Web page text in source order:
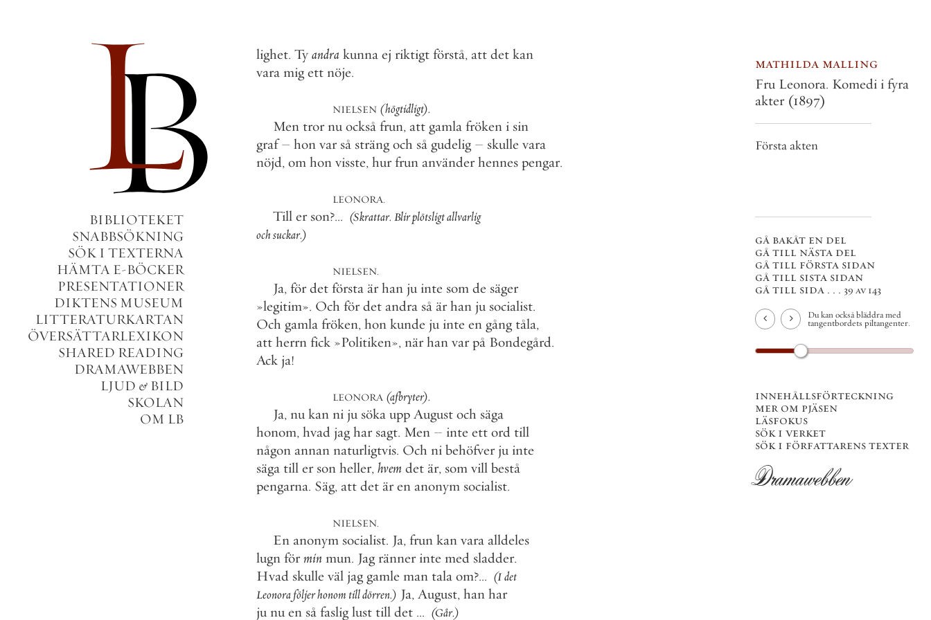
BIBLIOTEKET
SNABBSÖKNING
SÖK I TEXTERNA
HÄMTA E-BÖCKER
PRESENTATIONER
DIKTENS MUSEUM
LITTERATURKARTAN
ÖVERSÄTTARLEXIKON
SHARED READING
DRAMAWEBBEN
LJUD &BILD
SKOLAN
OM LB
lighet. Ty andra kunna ej riktigt förstå, att det kan
vara mig ett nöje.
NIELSEN (högtidligt).
Men tror nu också frun, att gamla fröken
sin
graf – hon var så sträng och så gudelig – skulle vara
nöjd, om hon visste, hur frun använder hennes pengar.
LEONORA.
Till er son?... Skrattar. Blirplötsligtallvarlig
ochsuckar.)
NIELSEN.
Ja, för det första är han ju inte som de säger
»legitim». Och för det andra så är han ju socialist.
Och gamla fröken, hon kunde ju inte en gång tåla,
att herrn fick »Politiken», när han var på Bondegård.
Ack ja!
LEONORA ( afbryter).
Ja, nu kan ni ju söka upp August och säga
honom, hvad jag har sagt. Men – inte ett ord till
någon annan naturligtvis. Och ni behöfver ju inte
säga till er son heller, hvem det är, som vill bestå
pengarna. Säg, att det är en anonym socialist.
NIELSEN.
En anonym socialist. Ja, frun kan vara alldeles
lugn för min mun. Jag ränner inte med sladder.
Hvad skulle väl jag gamle man tala om?... Idet
Leonoraföljerhonomtilldörren.) Ja, August, han har
ju nu en så faslig lust till det .. Går.)
mathilda malling
Fru Leonora. Komedi i fyra
akter(1897)
Första akten
gå bakåt en del
gå till nästa del
gå till första sidan
gå till sista sidan
gå till sida . . . 39 av 143
Du kan också bläddra med
tangentbordets piltangenter.
innehållsförteckning
mer om pjäsen
läsfokus
sök i verket
sök i författarens texter